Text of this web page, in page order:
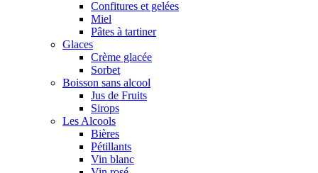
Confitures et gelées
Miel
Pâtes à tartiner
Glaces
Crème glacée
Sorbet
Boisson sans alcool
Jus de Fruits
Sirops
Les Alcools
Bières
Pétillants
Vin blanc